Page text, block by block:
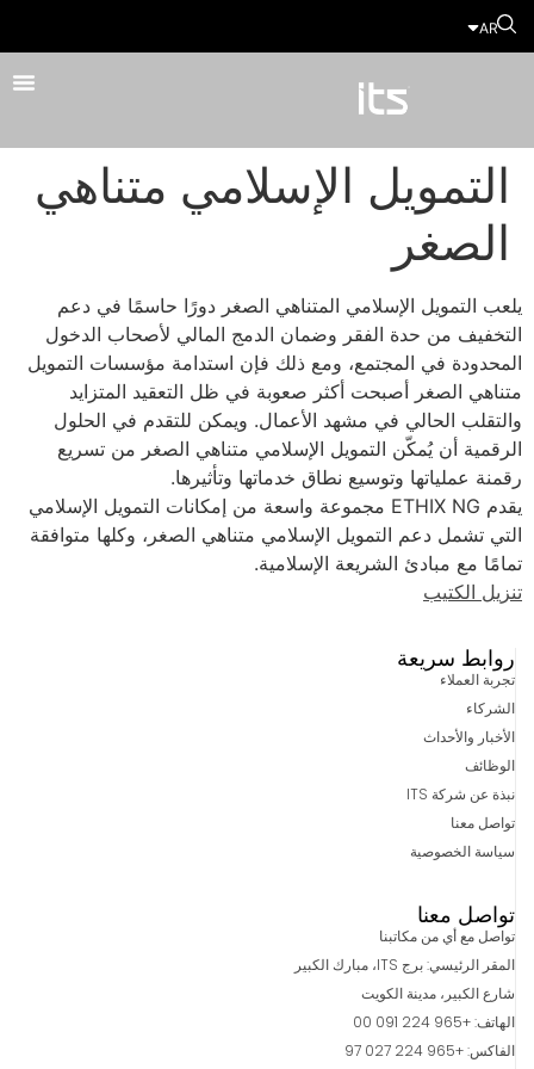
AR
التمويل الإسلامي متناهي
الصغر
يلعب التمويل الإسلامي المتناهي الصغر دورًا حاسمًا في دعم
التخفيف من حدة الفقر وضمان الدمج المالي لأصحاب الدخول
المحدودة في المجتمع، ومع ذلك فإن استدامة مؤسسات التمويل
متناهي الصغر أصبحت أكثر صعوبة في ظل التعقيد المتزايد
والتقلب الحالي في مشهد الأعمال. ويمكن للتقدم في الحلول
الرقمية أن يُمكّن التمويل الإسلامي متناهي الصغر من تسريع
رقمنة عملياتها وتوسيع نطاق خدماتها وتأثيرها.
يقدم ETHIX NG مجموعة واسعة من إمكانات التمويل الإسلامي
التي تشمل دعم التمويل الإسلامي متناهي الصغر، وكلها متوافقة
تمامًا مع مبادئ الشريعة الإسلامية.
تنزيل الكتيب
روابط سريعة
تجربة العملاء
الشركاء
الأخبار والأحداث
الوظائف
نبذة عن شركة ITS
تواصل معنا
سياسة الخصوصية
تواصل معنا
تواصل مع أي من مكاتبنا
المقر الرئيسي: برج ITS، مبارك الكبير
شارع الكبير، مدينة الكويت
الهاتف: +965 224 091 00
الفاكس: +965 224 027 97